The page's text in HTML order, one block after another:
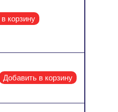
корзину
Добавить в корзину